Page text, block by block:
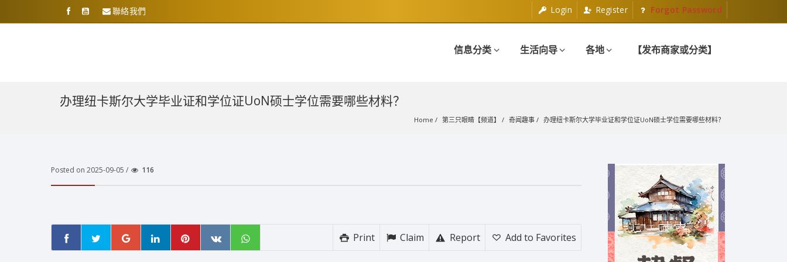
聯絡我們 Login Register Forgot Password
信息分类 生活向导 各地 【发布商家或分类】
办理纽卡斯尔大学毕业证和学位证UoN硕士学位需要哪些材料？
Home 第三只眼睛【频道】 奇闻趣事 办理纽卡斯尔大学毕业证和学位证UoN硕士学位需要哪些材料？
Posted on 2025-09-05 / 116
Add to Favorites
Report
Claim
Print